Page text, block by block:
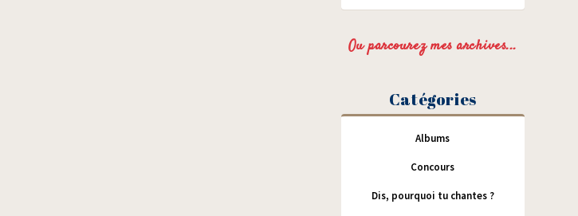
Ou parcourez mes archives...
Catégories
Albums
Concours
Dis, pourquoi tu chantes ?